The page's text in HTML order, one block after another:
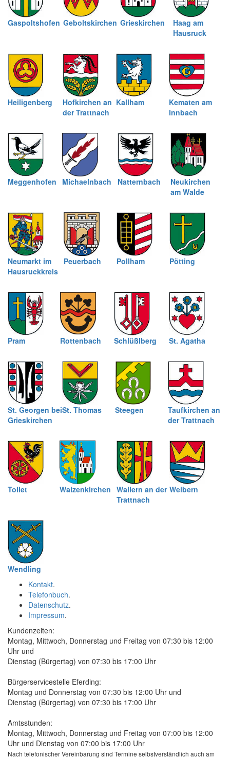
Gaspoltshofen Geboltskirchen Grieskirchen
Haag am
Hausruck
Heiligenberg
Hofkirchen an
der Trattnach
Kallham
Kematen am
Innbach
Meggenhofen Michaelnbach Natternbach
Neukirchen
am Walde
Neumarkt im
Hausruckkreis
Peuerbach Pollham Pötting
Pram Rottenbach Schlüßlberg St. Agatha
St. Georgen bei
Grieskirchen
St. Thomas Steegen
Taufkirchen an
der Trattnach
Tollet Waizenkirchen Wallern an der
Trattnach
Weibern
Wendling
Kontakt.
Telefonbuch.
Datenschutz.
Impressum.
Kundenzeiten:
Montag, Mittwoch, Donnerstag und Freitag von 07:30 bis 12:00
Uhr und
Dienstag (Bürgertag) von 07:30 bis 17:00 Uhr
Bürgerservicestelle Eferding:
Montag und Donnerstag von 07:30 bis 12:00 Uhr und
Dienstag (Bürgertag) von 07:30 bis 17:00 Uhr
Amtsstunden:
Montag, Mittwoch, Donnerstag und Freitag von 07:00 bis 12:00
Uhr und Dienstag von 07:00 bis 17:00 Uhr
Nach telefonischer Vereinbarung sind Termine selbstverständlich auch am